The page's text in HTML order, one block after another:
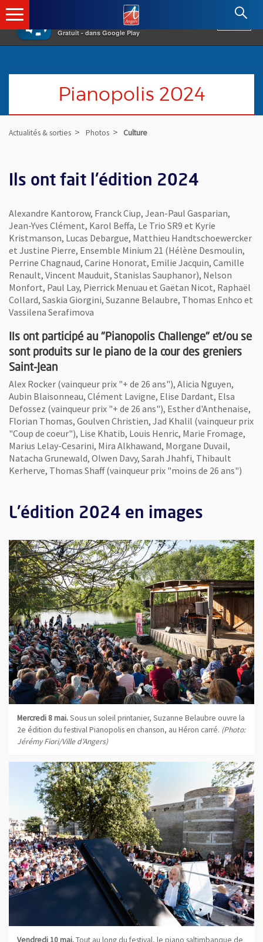
×
Gratuit - dans Google Play
Angers.fr : Retour à l'accueil
Pianopolis 2024
Actualités & sorties Photos Culture
Ils ont fait l'édition 2024
Alexandre Kantorow, Franck Ciup, Jean-Paul Gasparian,
Jean-Yves Clément, Karol Beffa, Le Trio SR9 et Kyrie
Kristmanson, Lucas Debargue, Matthieu Handtschoewercker
et Justine Pierre, Ensemble Minium 21 (Hélène Desmoulin,
Perrine Chagnaud, Carine Honorat, Emilie Jacquin, Camille
Renault, Vincent Mauduit, Stanislas Sauphanor), Nelson
Monfort, Paul Lay, Pierrick Menuau et Gaëtan Nicot, Raphaël
Collard, Saskia Giorgini, Suzanne Belaubre, Thomas Enhco et
Vassilena Serafimova
Ils ont participé au "Pianopolis Challenge" et/ou se
sont produits sur le piano de la cour des greniers
Saint-Jean
Alex Rocker (vainqueur prix "+ de 26 ans"), Alicia Nguyen,
Aubin Blaisonneau, Clément Lavigne, Elise Dardant, Elsa
Defossez (vainqueur prix "+ de 26 ans"), Esther d'Anthenaise,
Florian Thomas, Goulven Christien, Jad Khalil (vainqueur prix
"Coup de coeur"), Lise Khatib, Louis Henric, Marie Fromage,
Marius Lelay-Cesarini, Mira Alkhawand, Morgane Duvail,
Natacha Grunewald, Olwen Davy, Sarah Jhahfi, Thibault
Kerherve, Thomas Shaff (vainqueur prix "moins de 26 ans")
L'édition 2024 en images
Mercredi 8 mai.Sous un soleil printanier, Suzanne Belaubre ouvre la
2e édition du festival Pianopolis en chanson, au Héron carré. (Photo:
Jérémy Fiori/Ville d'Angers)
Vendredi 10 mai.Tout au long du festival, le piano saltimbanque de